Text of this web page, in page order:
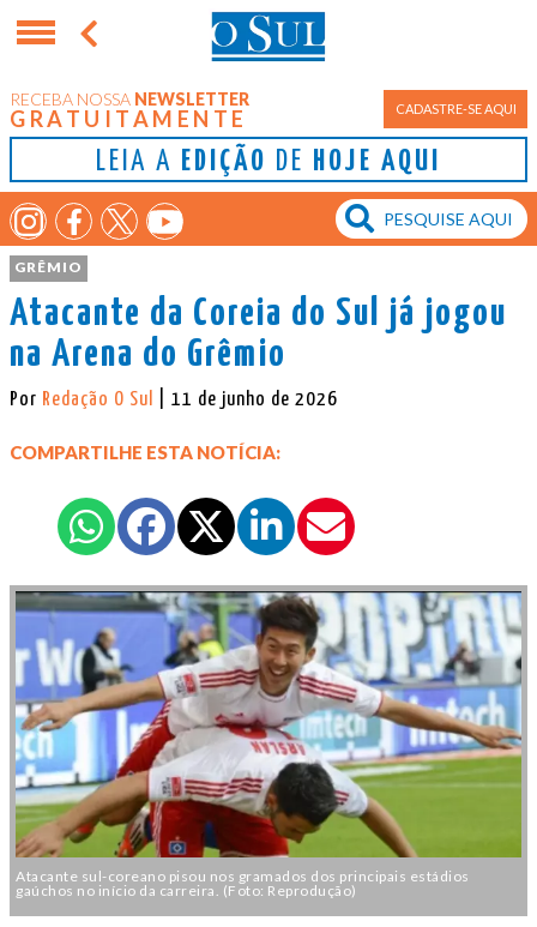
RECEBA NOSSA NEWSLETTER
GRATUITAMENTE CADASTRE-SE AQUI
LEIA A EDIÇÃO DE HOJE AQUI
GRÊMIO
Atacante da Coreia do Sul já jogou
na Arena do Grêmio
Por Redação O Sul | 11 de junho de 2026
COMPARTILHE ESTA NOTÍCIA:
Atacante sul-coreano pisou nos gramados dos principais estádios
gaúchos no início da carreira. (Foto: Reprodução)